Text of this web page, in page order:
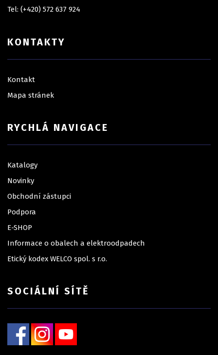
Tel: (+420) 572 637 924
KONTAKTY
Kontakt
Mapa stránek
RYCHLÁ NAVIGACE
Katalogy
Novinky
Obchodní zástupci
Podpora
E-SHOP
Informace o obalech a elektroodpadech
Etický kodex WELCO spol. s r.o.
SOCIÁLNÍ SÍTĚ